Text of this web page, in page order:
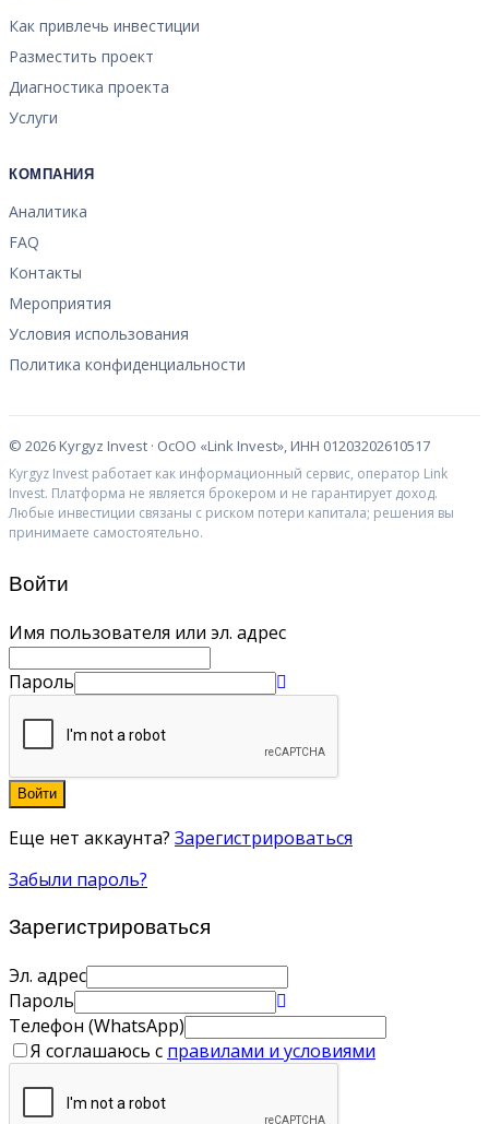
Как привлечь инвестиции
Разместить проект
Диагностика проекта
Услуги
КОМПАНИЯ
Аналитика
FAQ
Контакты
Мероприятия
Условия использования
Политика конфиденциальности
© 2026 Kyrgyz Invest · ОсОО «Link Invest», ИНН 01203202610517
Kyrgyz Invest работает как информационный сервис, оператор Link
Invest. Платформа не является брокером и не гарантирует доход.
Любые инвестиции связаны с риском потери капитала; решения вы
принимаете самостоятельно.
Войти
Имя пользователя или эл. адрес
Пароль
Войти
Еще нет аккаунта? Зарегистрироваться
Забыли пароль?
Зарегистрироваться
Эл. адрес
Пароль
Телефон (WhatsApp)
Я соглашаюсь с правилами и условиями